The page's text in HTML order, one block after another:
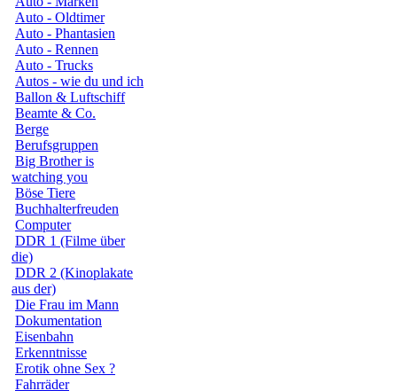
Auto - Oldtimer
Auto - Phantasien
Auto - Rennen
Auto - Trucks
Autos - wie du und ich
Ballon & Luftschiff
Beamte & Co.
Berge
Berufsgruppen
Big Brother is
watching you
Böse Tiere
Buchhalterfreuden
Computer
DDR 1 (Filme über
die)
DDR 2 (Kinoplakate
aus der)
Die Frau im Mann
Dokumentation
Eisenbahn
Erkenntnisse
Erotik ohne Sex ?
Fahrräder